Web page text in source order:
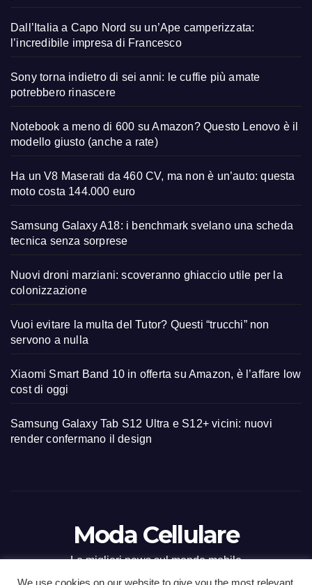
Dall’Italia a Capo Nord su un’Ape camperizzata:
l’incredibile impresa di Francesco
Sony torna indietro di sei anni: le cuffie più amate
potrebbero rinascere
Notebook a meno di 600 su Amazon? Questo Lenovo è il
modello giusto (anche a rate)
Ha un V8 Maserati da 460 CV, ma non è un’auto: questa
moto costa 144.000 euro
Samsung Galaxy A18: i benchmark svelano una scheda
tecnica senza sorprese
Nuovi droni marziani: scoveranno ghiaccio utile per la
colonizzazione
Vuoi evitare la multa del Tutor? Questi “trucchi” non
servono a nulla
Xiaomi Smart Band 10 in offerta su Amazon, è l’affare low
cost di oggi
Samsung Galaxy Tab S12 Ultra e S12+ vicini: nuovi
render confermano il design
Moda Cellulare
Le migliori news sul mondo mobile